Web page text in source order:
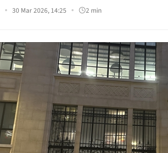
30 Mar 2026, 14:25 2 min